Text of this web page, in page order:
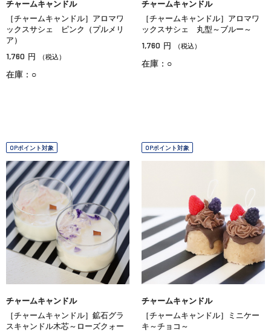
チャームキャンドル
［チャームキャンドル］アロマワ
ックスサシェ ピンク（プルメリ
ア）
1,760 円 （税込）
在庫：○
チャームキャンドル
［チャームキャンドル］アロマワ
ックスサシェ 丸型～ブルー～
1,760 円 （税込）
在庫：○
OPポイント対象
チャームキャンドル
［チャームキャンドル］鉱石グラ
スキャンドル木芯～ローズクォー
OPポイント対象
チャームキャンドル
［チャームキャンドル］ミニケー
キ～チョコ～